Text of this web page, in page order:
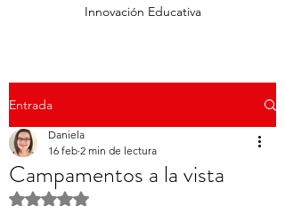
Innovación Educativa
Entrada
Campamentos a la vista
Daniela
16 feb 2 min de lectura
Obtuvo NaN de 5 estrellas.